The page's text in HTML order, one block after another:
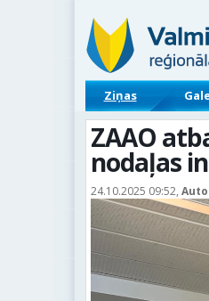
Ziņas
ZAAO
nodaļas
24.10.2025 09:52,